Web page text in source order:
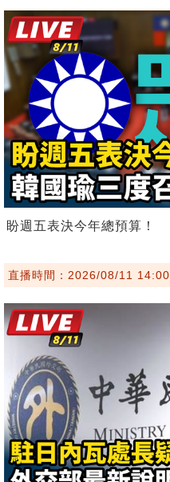
盼週五表決今年總預算！
直播時間：2026/08/11 14:00